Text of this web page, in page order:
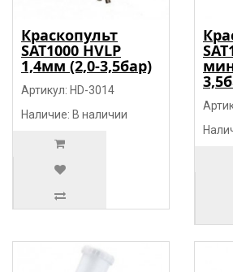
Краскопульт
SAT1000 HVLP
1,4мм (2,0-3,5бар)
Артикул: HD-3014
Наличие: В наличии